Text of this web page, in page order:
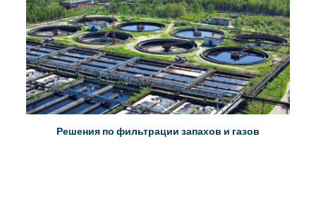
Решения по фильтрации запахов и газов